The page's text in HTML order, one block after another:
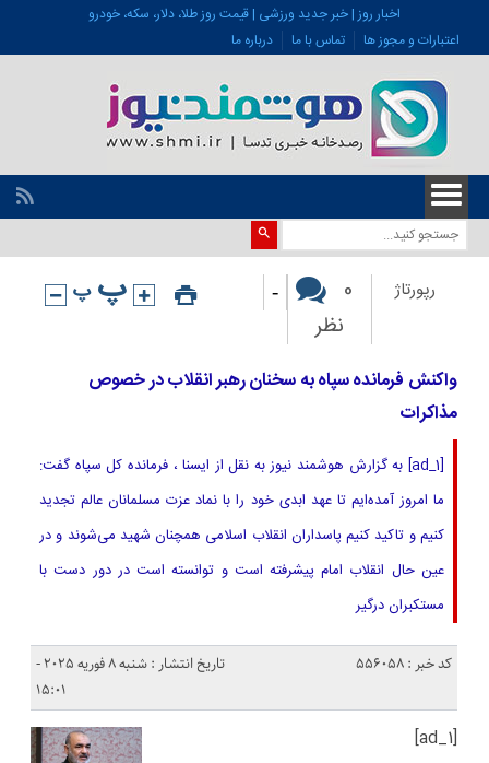
اخبار روز | خبر جدید ورزشی | قیمت روز طلا، دلار، سکه، خودرو
اعتبارات و مجوز ها
تماس با ما درباره ما
رپورتاژ
0
نظر
-
واکنش فرمانده سپاه به سخنان رهبر انقلاب در خصوص
مذاکرات
[ad_1] به گزارش هوشمند نیوز به نقل از ایسنا ، فرمانده کل سپاه گفت:
ما امروز آمده‌ایم تا عهد ابدی خود را با نماد عزت مسلمانان عالم تجدید
کنیم و تاکید کنیم پاسداران انقلاب اسلامی همچنان شهید می‌شوند و در
عین حال انقلاب امام پیشرفته است و توانسته است در دور دست با
مستکبران درگیر
کد خبر : 556058
تاریخ انتشار : شنبه 8 فوریه 2025 -
15:01
[ad_1]